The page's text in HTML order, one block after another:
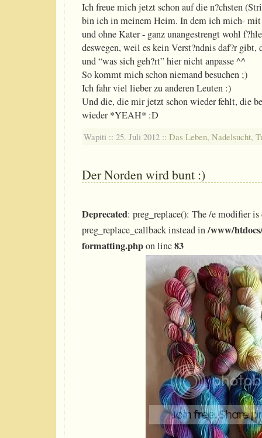
Ich freue mich jetzt schon auf die n?chsten
bin ich in meinem Heim. In dem ich mich-
und ohne Kater - ganz unangestrengt wohl
deswegen, weil es kein Verst?ndnis daf?r gibt,
und “was sich geh?rt” hier nicht anpasse ^^
So kommt mich schon niemand besuchen ;)
Ich fahr viel lieber zu anderen Leuten :)
Und die, die mir jetzt schon wieder fehlt, die
wieder *YEAH* :D
Wapiti :: 25. Juli 2012 :: Das Leben, Nadelsucht,
Der Norden wird bunt :)
Deprecated: preg_replace(): The /e modifier is
preg_replace_callback instead in/www/
formatting.phpon line83